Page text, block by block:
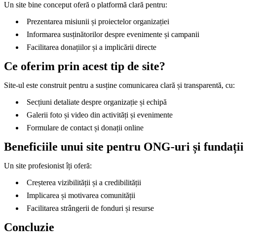
Un site bine conceput oferă o platformă clară pentru:
Prezentarea misiunii și proiectelor organizației
Informarea susținătorilor despre evenimente și campanii
Facilitarea donațiilor și a implicării directe
Ce oferim prin acest tip de site?
Site-ul este construit pentru a susține comunicarea clară și transparentă, cu:
Secțiuni detaliate despre organizație și echipă
Galerii foto și video din activități și evenimente
Formulare de contact și donații online
Beneficiile unui site pentru ONG-uri și fundații
Un site profesionist îți oferă:
Creșterea vizibilității și a credibilității
Implicarea și motivarea comunității
Facilitarea strângerii de fonduri și resurse
Concluzie